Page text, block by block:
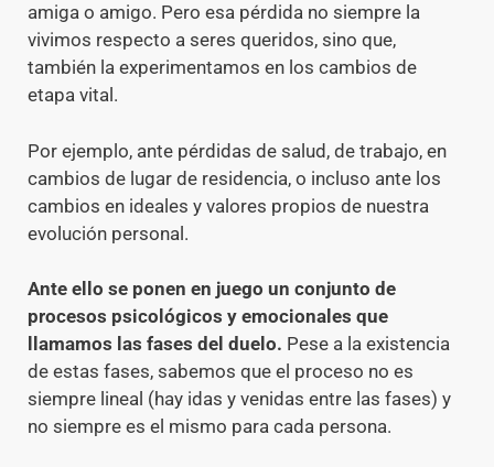
amiga o amigo. Pero esa pérdida no siempre la
vivimos respecto a seres queridos, sino que,
también la experimentamos en los cambios de
etapa vital.
Por ejemplo, ante pérdidas de salud, de trabajo, en
cambios de lugar de residencia, o incluso ante los
cambios en ideales y valores propios de nuestra
evolución personal.
Ante ello se ponen en juego un conjunto de
procesos psicológicos y emocionales que
llamamos las fases del duelo. Pese a la existencia
de estas fases, sabemos que el proceso no es
siempre lineal (hay idas y venidas entre las fases) y
no siempre es el mismo para cada persona.